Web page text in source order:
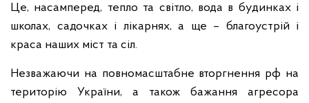
Це, насамперед, тепло та світло, вода в будинках і
школах, садочках і лікарнях, а ще – благоустрій і
краса наших міст та сіл.
Незважаючи на повномасштабне вторгнення рф на
територію України, а також бажання агресора